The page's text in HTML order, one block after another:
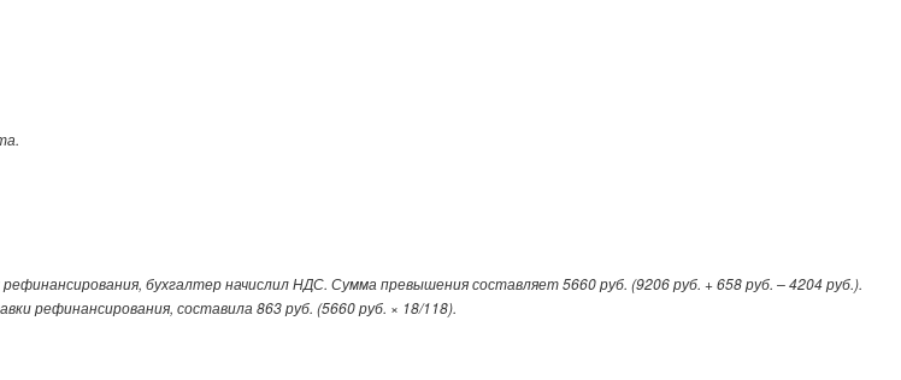
бухгалтер начислил НДС. Сумма превышения составляет 5660 руб. (9206 руб. + 658 руб. – 4204 руб.).
рефинансирования, составила 863 руб. (5660 руб. × 18/118).